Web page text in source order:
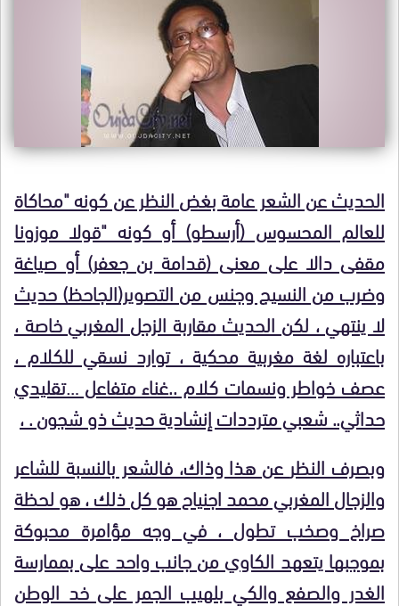
الحديث عن الشعر عامة بغض النظر عن كونه "محاكاة
للعالم المحسوس (أرسطو) أو كونه "قولا موزونا
مقفى دالا على معنى (قدامة بن جعفر) أو صياغة
وضرب من النسيج وجنس من التصوير(الجاحظ) حديث
لا ينتهي ، لكن الحديثمقاربة الزجل المغربي خاصة ،
باعتباره لغة مغربية محكية ، توارد نسقي للكلام ،
عصف خواطر ونسمات كلام ..غناء متفاعل …تقليدي
حداثي.. شعبي مترددات إنشادية حديث ذو شجون . ،
وبصرف النظر عن هذا وذاك، فالشعر بالنسبة للشاعر
والزجالالمغربي محمد اجنياح هو كل ذلك ، هو لحظة
صراخ وصخب تطول ، في وجه مؤامرة محبوكة
بموجبها يتعهد الكاوي من جانب واحد على بممارسة
الغدر والصفع والكي بلهيب الجمر على خد الوطن